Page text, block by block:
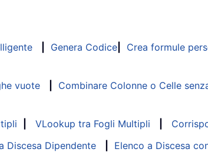
Genera Codice Crea formule
vuote Combinare Colonne o Celle
VLookup tra Fogli Multipli
Discesa Dipendente Elenco a Discesa